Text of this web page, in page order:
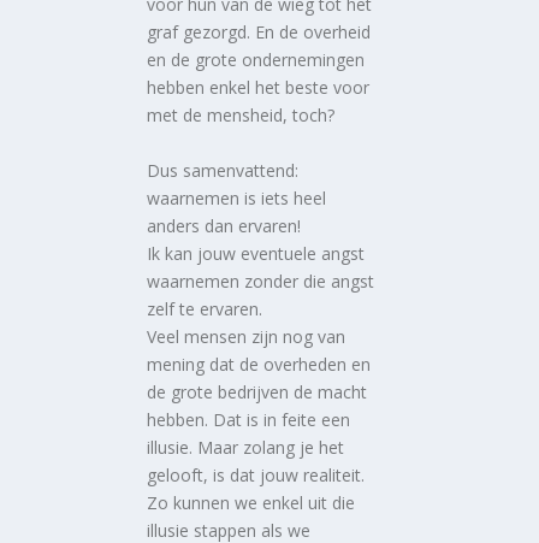
graf gezorgd. En de overheid
en de grote ondernemingen
hebben enkel het beste voor
met de mensheid, toch?
Dus samenvattend:
waarnemen is iets heel
anders dan ervaren!
Ik kan jouw eventuele angst
waarnemen zonder die angst
zelf te ervaren.
Veel mensen zijn nog van
mening dat de overheden en
de grote bedrijven de macht
hebben. Dat is in feite een
illusie. Maar zolang je het
gelooft, is dat jouw realiteit.
Zo kunnen we enkel uit die
illusie stappen als we